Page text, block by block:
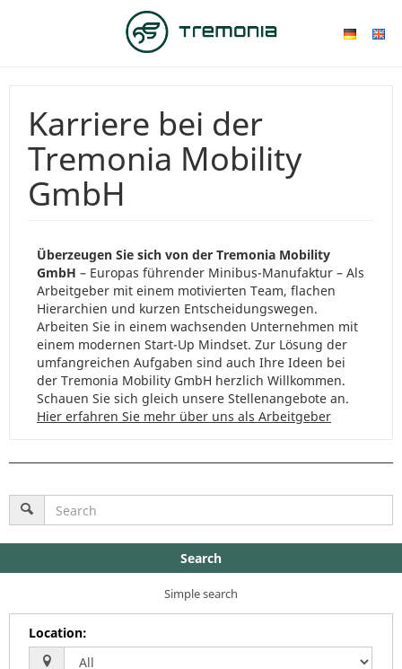
Karriere bei der
Tremonia Mobility
GmbH
Überzeugen Sie sich von der Tremonia Mobility
GmbH – Europas führender Minibus-Manufaktur – Als
Arbeitgeber mit einem motivierten Team, flachen
Hierarchien und kurzen Entscheidungswegen.
Arbeiten Sie in einem wachsenden Unternehmen mit
einem modernen Start-Up Mindset. Zur Lösung der
umfangreichen Aufgaben sind auch Ihre Ideen bei
der Tremonia Mobility GmbH herzlich Willkommen.
Schauen Sie sich gleich unsere Stellenangebote an.
Hier erfahren Sie mehr über uns als Arbeitgeber
Search
Simple search
Location: